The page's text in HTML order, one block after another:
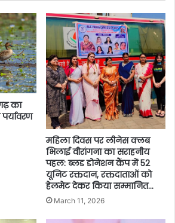
का
महिला दिवस पर लीनेस क्लब
भिलाई वीरांगना का सराहनीय
पहल: ब्लड डोनेशन कैंप में 52
यूनिट रक्तदान, रक्तदाताओं को
हेलमेट देकर किया सम्मानित…
March 11, 2026